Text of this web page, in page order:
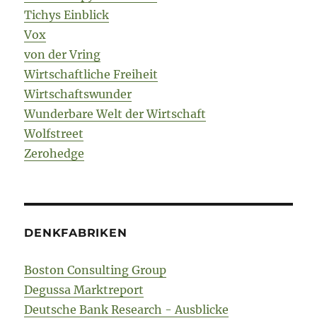
Tichys Einblick
Vox
von der Vring
Wirtschaftliche Freiheit
Wirtschaftswunder
Wunderbare Welt der Wirtschaft
Wolfstreet
Zerohedge
DENKFABRIKEN
Boston Consulting Group
Degussa Marktreport
Deutsche Bank Research - Ausblicke